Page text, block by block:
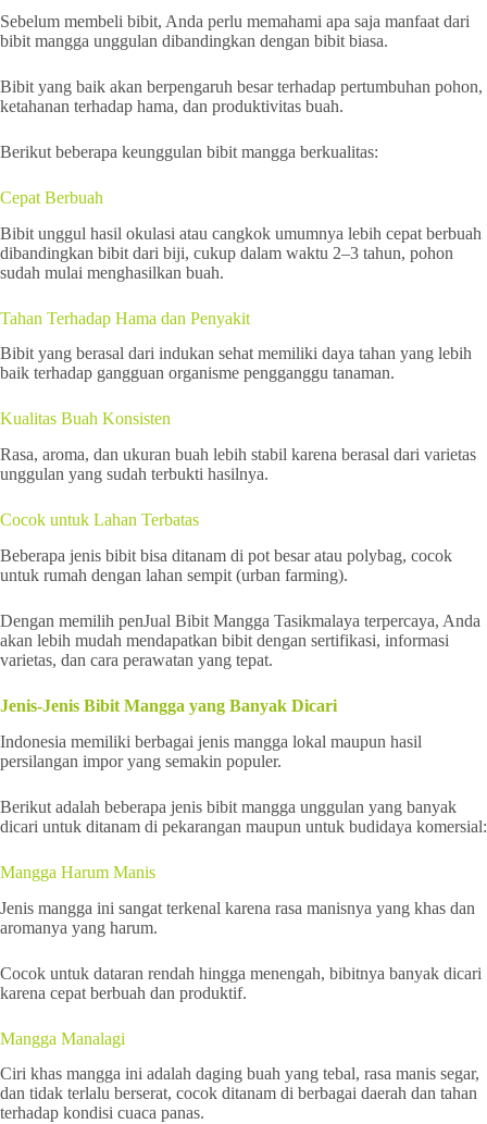
Sebelum membeli bibit, Anda perlu memahami apa saja manfaat dari
bibit mangga unggulan dibandingkan dengan bibit biasa.
Bibit yang baik akan berpengaruh besar terhadap pertumbuhan pohon,
ketahanan terhadap hama, dan produktivitas buah.
Berikut beberapa keunggulan bibit mangga berkualitas:
Cepat Berbuah
Bibit unggul hasil okulasi atau cangkok umumnya lebih cepat berbuah
dibandingkan bibit dari biji, cukup dalam waktu 2–3 tahun, pohon
sudah mulai menghasilkan buah.
Tahan Terhadap Hama dan Penyakit
Bibit yang berasal dari indukan sehat memiliki daya tahan yang lebih
baik terhadap gangguan organisme pengganggu tanaman.
Kualitas Buah Konsisten
Rasa, aroma, dan ukuran buah lebih stabil karena berasal dari varietas
unggulan yang sudah terbukti hasilnya.
Cocok untuk Lahan Terbatas
Beberapa jenis bibit bisa ditanam di pot besar atau polybag, cocok
untuk rumah dengan lahan sempit (urban farming).
Dengan memilih penJual Bibit Mangga Tasikmalaya terpercaya, Anda
akan lebih mudah mendapatkan bibit dengan sertifikasi, informasi
varietas, dan cara perawatan yang tepat.
Jenis-Jenis Bibit Mangga yang Banyak Dicari
Indonesia memiliki berbagai jenis mangga lokal maupun hasil
persilangan impor yang semakin populer.
Berikut adalah beberapa jenis bibit mangga unggulan yang banyak
dicari untuk ditanam di pekarangan maupun untuk budidaya komersial:
Mangga Harum Manis
Jenis mangga ini sangat terkenal karena rasa manisnya yang khas dan
aromanya yang harum.
Cocok untuk dataran rendah hingga menengah, bibitnya banyak dicari
karena cepat berbuah dan produktif.
Mangga Manalagi
Ciri khas mangga ini adalah daging buah yang tebal, rasa manis segar,
dan tidak terlalu berserat, cocok ditanam di berbagai daerah dan tahan
terhadap kondisi cuaca panas.